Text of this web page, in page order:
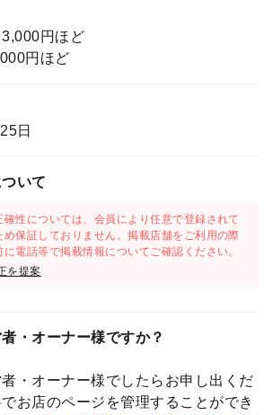
円ほど
円ほど
日
いて
確性については、会員により任意で登録されて
め保証しておりません。掲載店舗をご利用の際
に電話等で掲載情報についてご確認ください。
を提案
・オーナー様ですか？
・オーナー様でしたらお申し出くだ
お店のページを管理することができ